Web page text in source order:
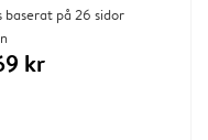
baserat på 26 sidor
kr